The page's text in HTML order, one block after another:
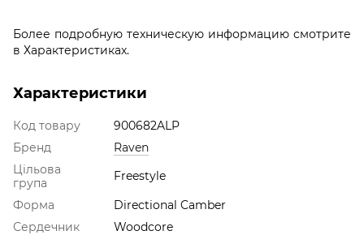
Более подробную техническую информацию смотрите
в Характеристиках.
Характеристики
Код товару
900682ALP
Бренд
Raven
Цільова
група
Freestyle
Форма
Directional Camber
Сердечник
Woodcore